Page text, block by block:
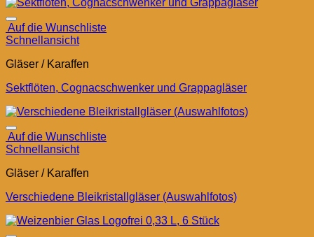
Auf die Wunschliste
Schnellansicht
Gläser / Karaffen
Sektflöten, Cognacschwenker und Grappagläser
Auf die Wunschliste
Schnellansicht
Gläser / Karaffen
Verschiedene Bleikristallgläser (Auswahlfotos)